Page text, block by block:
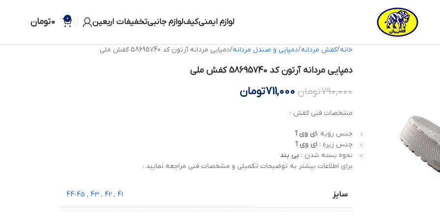
لوازم ایمنیکیفلوازم جانبیتخفیفات اربعین 0
0تومان
خانه کفش مردانه دمپایی و صندل مردانه دمپایی مردانه آرتون کد 58695740 کفش ملی
دمپایی مردانه آرتون کد 58695740 کفش ملی
790,000تومان 711,000تومان
مشخصات فنی کفش :
جنس رویه :ای وی آ
جنس زیره : ای وی آ
نحوه بسته شدن : بی بند
برای اطلاعات بیشتر به توضیحات تکمیلی و مشخصات فنی مراجعه نمایید .
سایز 41
,
42
,
43
,
44-45